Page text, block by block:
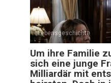
Lebensgeschichte
Um ihre Familie
sich eine junge
Milliardär mit